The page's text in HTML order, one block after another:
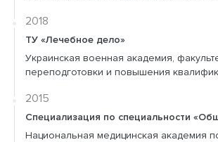
2018
ТУ «Лечебное дело»
Украинская военная академия,
переподготовки и повышения
2015
Специализация по специальности
Национальная медицинская академия